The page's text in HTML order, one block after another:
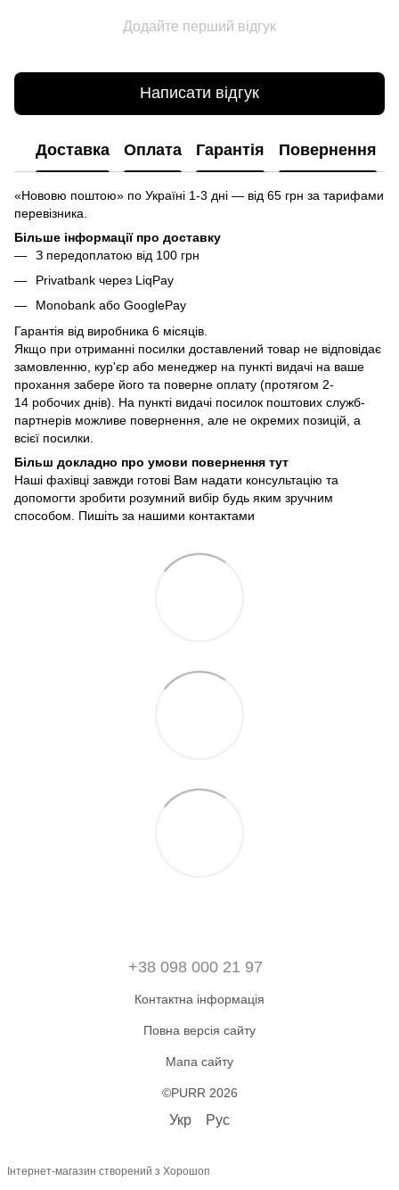
Додайте перший відгук
Написати відгук
Доставка Оплата Гарантія Повернення
«Нововю поштою» по Україні 1-3 дні — від 65 грн за тарифами
перевізника.
Більше інформації про доставку
З передоплатою від 100 грн
Privatbank через LiqPay
Monobank або GooglePay
Гарантія від виробника 6 місяців.
Якщо при отриманні посилки доставлений товар не відповідає
замовленню, кур'єр або менеджер на пункті видачі на ваше
прохання забере його та поверне оплату (протягом 2-
14 робочих днів). На пункті видачі посилок поштових служб-
партнерів можливе повернення, але не окремих позицій, а
всієї посилки.
Більш докладно про умови повернення тут
Наші фахівці завжди готові Вам надати консультацію та
допомогти зробити розумний вибір будь яким зручним
способом. Пишіть за нашими контактами
+38 098 000 21 97
Контактна інформація
Повна версія сайту
Мапа сайту
©PURR 2026
Укр Рус
Інтернет-магазин створений з Хорошоп